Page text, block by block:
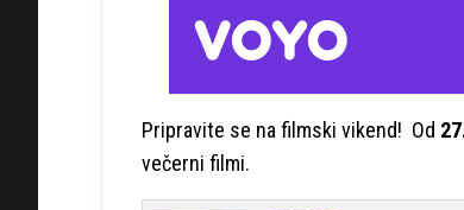
Pripravite se na filmski vikend! Od
večerni filmi.